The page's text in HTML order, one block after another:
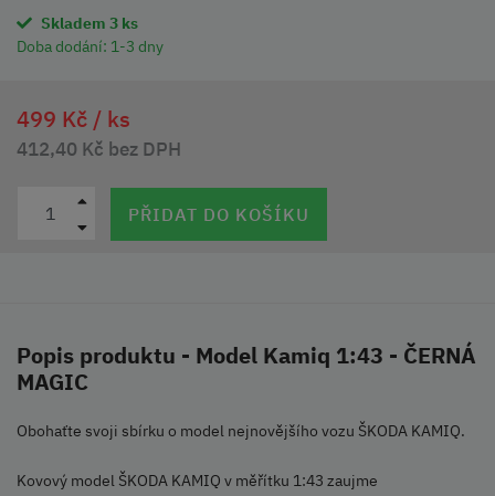
Skladem 3 ks
Doba dodání: 1-3 dny
499 Kč / ks
412,40 Kč bez DPH
PŘIDAT DO KOŠÍKU
Popis produktu - Model Kamiq 1:43 - ČERNÁ
MAGIC
Obohaťte svoji sbírku o model nejnovějšího vozu ŠKODA KAMIQ.
Kovový model ŠKODA KAMIQ v měřítku 1:43 zaujme